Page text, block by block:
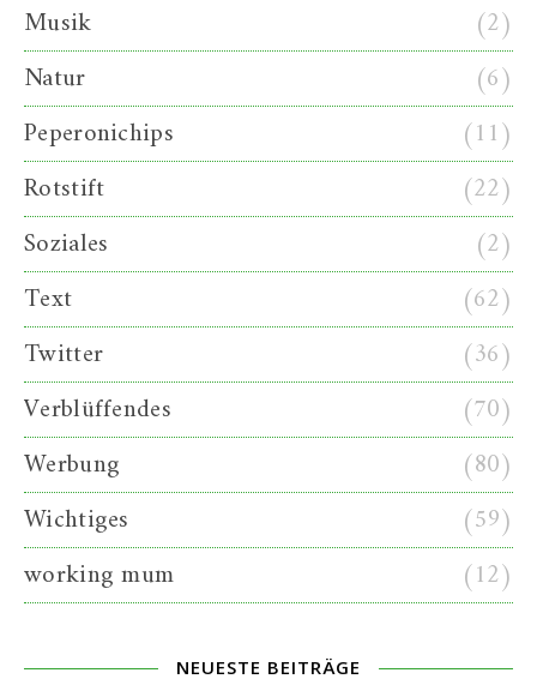
Musik
(2)
Natur
(6)
Peperonichips
(11)
Rotstift
(22)
Soziales
(2)
Text
(62)
Twitter
(36)
Verblüffendes
(70)
Werbung
(80)
Wichtiges
(59)
working mum
(12)
NEUESTE BEITRÄGE